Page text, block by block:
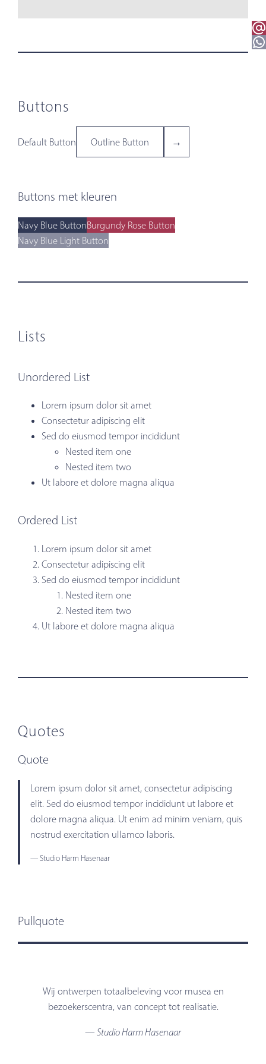
Buttons
Default Button Outline Button →
Buttons met kleuren
Navy Blue ButtonBurgundy Rose Button
Navy Blue Light Button
Lists
Unordered List
Lorem ipsum dolor sit amet
Consectetur adipiscing elit
Sed do eiusmod tempor incididunt
Nested item one
Nested item two
Ut labore et dolore magna aliqua
Ordered List
Lorem ipsum dolor sit amet
Consectetur adipiscing elit
Sed do eiusmod tempor incididunt
Nested item one
Nested item two
Ut labore et dolore magna aliqua
Quotes
Quote
Lorem ipsum dolor sit amet, consectetur adipiscing
elit. Sed do eiusmod tempor incididunt ut labore et
dolore magna aliqua. Ut enim ad minim veniam, quis
nostrud exercitation ullamco laboris.
— Studio Harm Hasenaar
Pullquote
Wij ontwerpen totaalbeleving voor musea en
bezoekerscentra, van concept tot realisatie.
— Studio Harm Hasenaar